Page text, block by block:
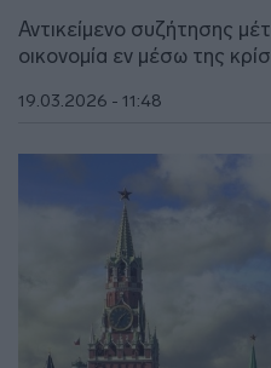
Αντικείμενο συζήτησης
οικονομία εν μέσω της
19.03.2026 - 11:48